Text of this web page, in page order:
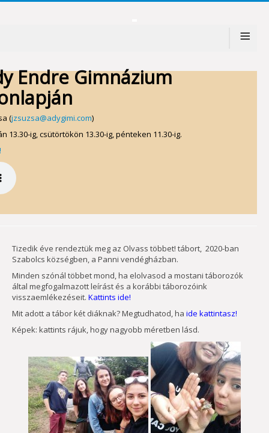
≡
Endre Gimnázium
(jzsuzsa@adygimi.com)
ig, csütörtökön 13.30-ig, pénteken 11.30-ig.
Tizedik éve rendeztük meg az Olvass többet! tábort, 2020-ban
Szabolcs községben, a Panni vendégházban.
Minden szónál többet mond, ha elolvasod a mostani táborozók
által megfogalmazott leírást és a korábbi táborozóink
visszaemlékezéseit. Kattints ide!
Mit adott a tábor két diáknak? Megtudhatod, ha ide kattintasz!
Képek: kattints rájuk, hogy nagyobb méretben lásd.